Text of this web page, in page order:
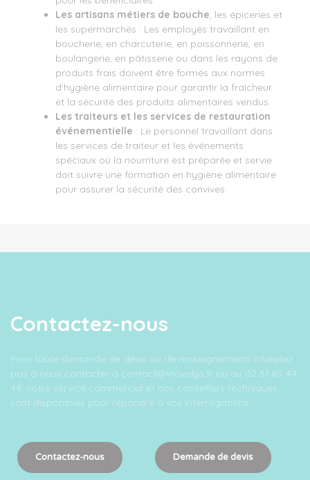
Les artisans métiers de bouche, les épiceries et
les supermarchés : Les employés travaillant en
boucherie, en charcuterie, en poissonnerie, en
boulangerie, en pâtisserie ou dans les rayons de
produits frais doivent être formés aux normes
d'hygiène alimentaire pour garantir la fraîcheur
et la sécurité des produits alimentaires vendus.
Les traiteurs et les services de restauration
événementielle : Le personnel travaillant dans
les services de traiteur et les événements
spéciaux où la nourriture est préparée et servie
doit suivre une formation en hygiène alimentaire
pour assurer la sécurité des convives.
Contactez-nous
Pour toute demande de devis ou de renseignements n’hésitez
pas à nous contacter à contact@inovalys.fr ou au 02 51 85 44
44, notre service commercial et nos conseillers techniques
sont disponibles pour répondre à vos interrogations.
Contactez-nous Demande de devis